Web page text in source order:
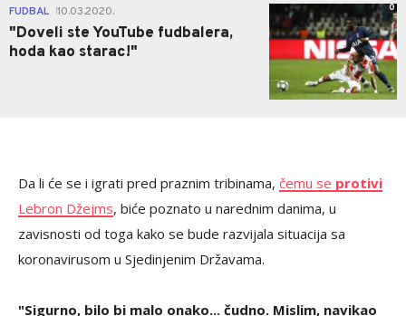
FUDBAL 10.03.2020.
"Doveli ste YouTube fudbalera,
hoda kao starac!"
0
Da li će se i igrati pred praznim tribinama, čemu se protivi
Lebron Džejms, biće poznato u narednim danima, u
zavisnosti od toga kako se bude razvijala situacija sa
koronavirusom u Sjedinjenim Državama.
"Sigurno, bilo bi malo onako... čudno. Mislim, navikao